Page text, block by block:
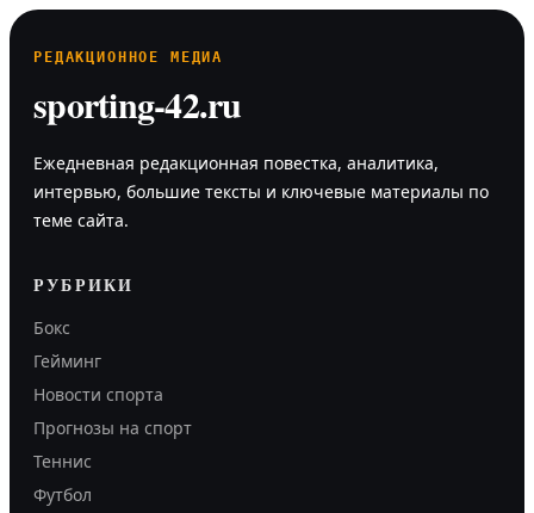
РЕДАКЦИОННОЕ МЕДИА
sporting-42.ru
Ежедневная редакционная повестка, аналитика,
интервью, большие тексты и ключевые материалы по
теме сайта.
РУБРИКИ
Бокс
Гейминг
Новости спорта
Прогнозы на спорт
Теннис
Футбол